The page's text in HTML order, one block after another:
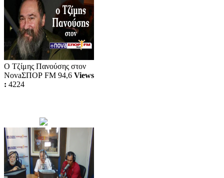
Ο Τζίμης Πανούσης στον
NovaΣΠΟΡ FM 94,6 Views
: 4224